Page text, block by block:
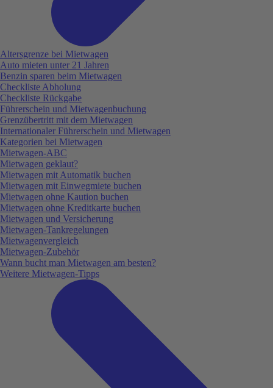
Altersgrenze bei Mietwagen
Auto mieten unter 21 Jahren
Benzin sparen beim Mietwagen
Checkliste Abholung
Checkliste Rückgabe
Führerschein und Mietwagenbuchung
Grenzübertritt mit dem Mietwagen
Internationaler Führerschein und Mietwagen
Kategorien bei Mietwagen
Mietwagen-ABC
Mietwagen geklaut?
Mietwagen mit Automatik buchen
Mietwagen mit Einwegmiete buchen
Mietwagen ohne Kaution buchen
Mietwagen ohne Kreditkarte buchen
Mietwagen und Versicherung
Mietwagen-Tankregelungen
Mietwagenvergleich
Mietwagen-Zubehör
Wann bucht man Mietwagen am besten?
Weitere Mietwagen-Tipps